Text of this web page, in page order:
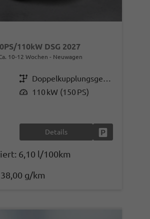
110kW DSG 2027
10-12 Wochen Neuwagen
Getriebe
Doppelkupplungsgetriebe (DSG)
Leistung 110 kW (150 PS)
Details
6,10 l/100km
g/km